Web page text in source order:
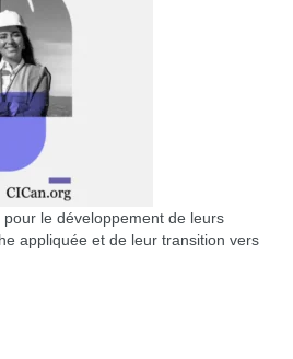
le développement de leurs
appliquée et de leur transition vers